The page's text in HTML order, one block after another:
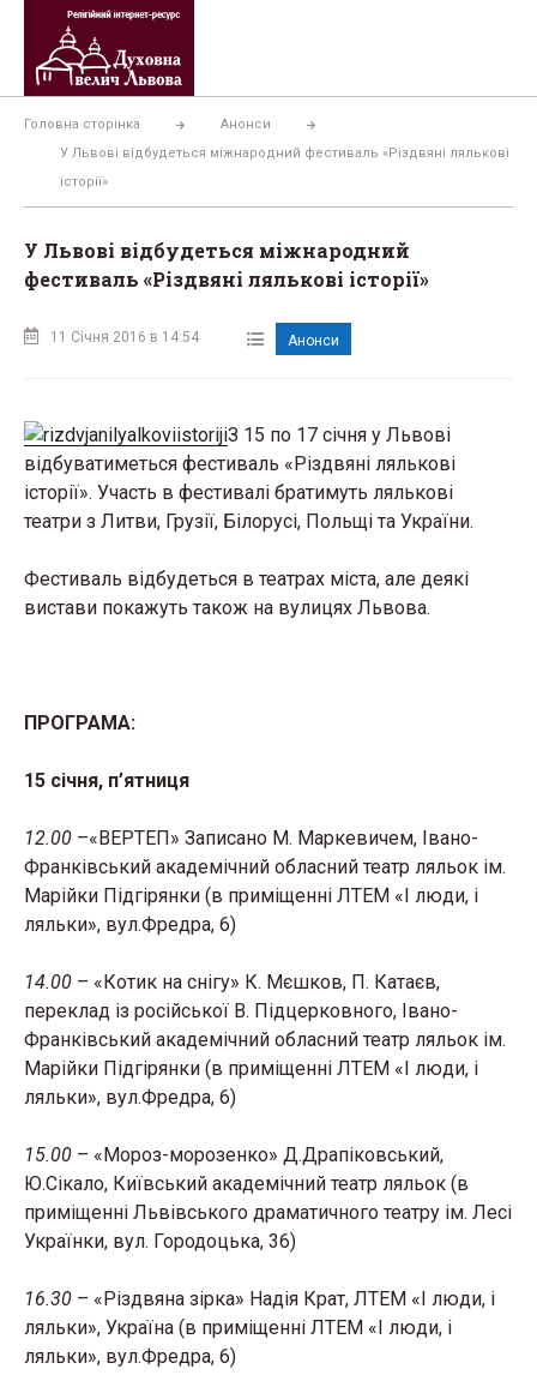
Перейти
вмісту
Головна сторінка
Анонси
У Львові відбудеться міжнародний фестиваль «Різдвяні лялькові
історії»
У Львові відбудеться міжнародний
фестиваль «Різдвяні лялькові історії»
11 Січня 2016 в 14:54 Анонси
З 15 по 17 січня у Львові
відбуватиметься фестиваль «Різдвяні лялькові
історії». Участь в фестивалі братимуть лялькові
театри з Литви, Грузії, Білорусі, Польщі та України.
Фестиваль відбудеться в театрах міста, але деякі
вистави покажуть також на вулицях Львова.
ПРОГРАМА:
15 січня, п’ятниця
12.00 –«ВЕРТЕП» Записано М. Маркевичем, Івано-
Франківський академічний обласний театр ляльок ім.
Марійки Підгірянки (в приміщенні ЛТЕМ «І люди, і
ляльки», вул.Фредра, 6)
14.00 – «Котик на снігу» К. Мєшков, П. Катаєв,
переклад із російської В. Підцерковного, Івано-
Франківський академічний обласний театр ляльок ім.
Марійки Підгірянки (в приміщенні ЛТЕМ «І люди, і
ляльки», вул.Фредра, 6)
15.00 – «Мороз-морозенко» Д.Драпіковський,
Ю.Сікало, Київський академічний театр ляльок (в
приміщенні Львівського драматичного театру ім. Лесі
Українки, вул. Городоцька, 36)
16.30 – «Різдвяна зірка» Надія Крат, ЛТЕМ «І люди, і
ляльки», Україна (в приміщенні ЛТЕМ «І люди, і
ляльки», вул.Фредра, 6)